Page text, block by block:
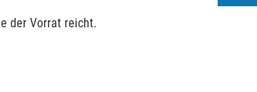
der Vorrat reicht.